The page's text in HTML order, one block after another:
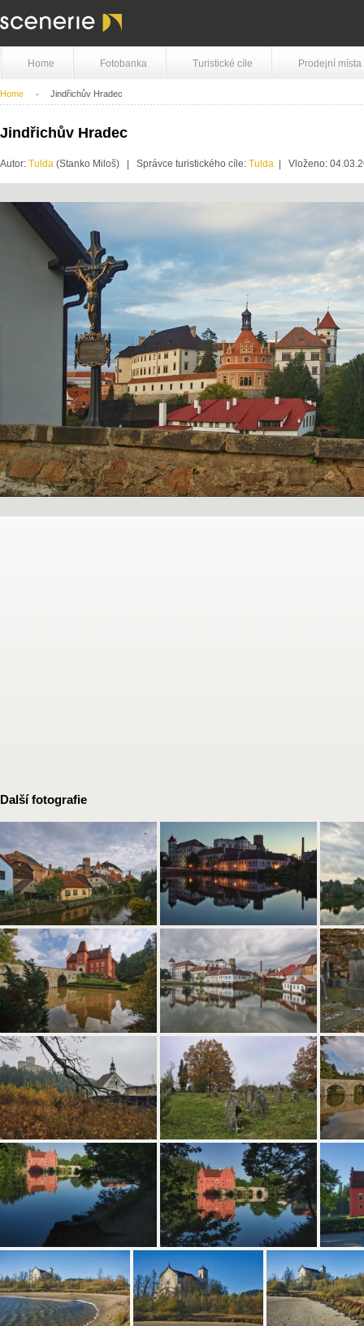
Home Fotobanka Turistické cíle Prodejní místa
Home Jindřichův Hradec
Jindřichův Hradec
Autor: Tulda (Stanko Miloš) | Správce turistického cíle: Tulda | Vloženo:
Další fotografie